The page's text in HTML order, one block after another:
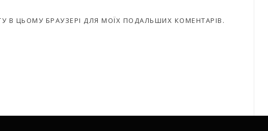
В ЦЬОМУ БРАУЗЕРІ ДЛЯ МОЇХ ПОДАЛЬШИХ КОМЕНТАРІВ.